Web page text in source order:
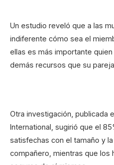
Un estudio reveló que a las
indiferente cómo sea el
ellas es más importante
demás recursos que su
Otra investigación, publicada
International, sugirió que el
satisfechas con el tamaño y
compañero, mientras que los